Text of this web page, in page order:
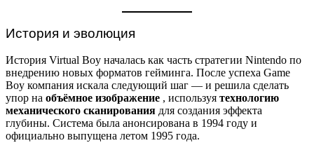
История и эволюция
История Virtual Boy началась как часть стратегии Nintendo по
внедрению новых форматов гейминга. После успеха Game
Boy компания искала следующий шаг — и решила сделать
упор на объёмное изображение , используя технологию
механического сканирования для создания эффекта
глубины. Система была анонсирована в 1994 году и
официально выпущена летом 1995 года.